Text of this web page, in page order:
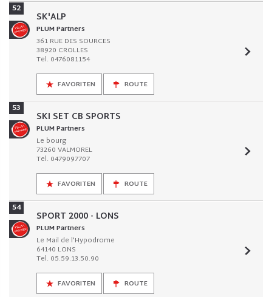
52
SK'ALP
PLUM Partners
361 RUE DES SOURCES
38920 CROLLES
Tel. 0476081154
FAVORITEN ROUTE
53
SKI SET CB SPORTS
PLUM Partners
Le bourg
73260 VALMOREL
Tel. 0479097707
FAVORITEN ROUTE
54
SPORT 2000 - LONS
PLUM Partners
Le Mail de l'Hypodrome
64140 LONS
Tel. 05.59.13.50.90
FAVORITEN ROUTE